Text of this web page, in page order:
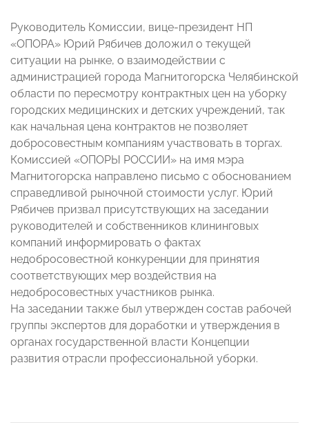
Руководитель Комиссии, вице-президент НП
«ОПОРА» Юрий Рябичев доложил о текущей
ситуации на рынке, о взаимодействии с
администрацией города Магнитогорска Челябинской
области по пересмотру контрактных цен на уборку
городских медицинских и детских учреждений, так
как начальная цена контрактов не позволяет
добросовестным компаниям участвовать в торгах.
Комиссией «ОПОРЫ РОССИИ» на имя мэра
Магнитогорска направлено письмо с обоснованием
справедливой рыночной стоимости услуг. Юрий
Рябичев призвал присутствующих на заседании
руководителей и собственников клининговых
компаний информировать о фактах
недобросовестной конкуренции для принятия
соответствующих мер воздействия на
недобросовестных участников рынка.
На заседании также был утвержден состав рабочей
группы экспертов для доработки и утверждения в
органах государственной власти Концепции
развития отрасли профессиональной уборки.